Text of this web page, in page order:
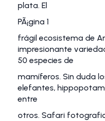
plata. El
PÃ¡gina 1
frágil ecosistema de
impresionante
50 especies de
mamíferos. Sin duda
elefantes,
entre
otros. Safari